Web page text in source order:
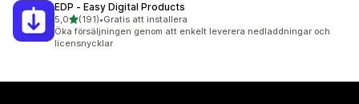
EDP ‑ Easy Digital Products
5,0av 5 stjärnor
(191)
191 recensioner totalt
•Gratis att installera
Öka försäljningen genom att enkelt leverera nedladdningar och
licensnycklar